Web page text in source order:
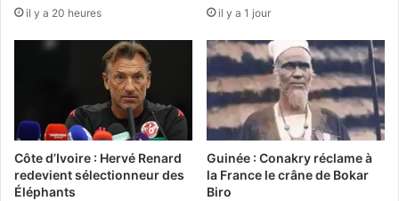
il y a 20 heures il y a 1 jour
Côte d’Ivoire : Hervé Renard
redevient sélectionneur des
Éléphants
Guinée : Conakry réclame à
la France le crâne de Bokar
Biro